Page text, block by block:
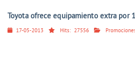
Toyota ofrece equipamiento extra por
17-05-2013 Hits: 27556